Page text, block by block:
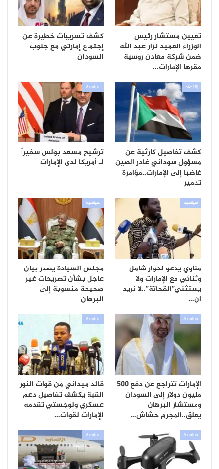
تعيين مستشار رئيس
الوزراء العميد نزار عبد الله
ضمن شركة معادن روسية
مقرها الإمارات…
كشف تسريبات خطيرة عن
إجتماع إمارتي مع جنوب
السودان
إقتصاد
كشف تفاصيل كارثية عن
مسؤول سوداني غادر الصين
غاضبا إلى الإمارات..مؤامرة
تدمير
سياسية
ترشيح مسعد بولس سفيراً
لـ أمريكا لدى الإمارات
سياسية
مناوي يدعو لحوار شامل
وثنائي مع الإمارات ولا
يستثني”القحاتة”..لا نريد
ان…
سياسية
مجلس السيادة يصدر بيان
عاجل بشأن تصريحات غير
صحيحة منسوبة إلى
البرهان
سياسية
الإمارات تتراجع عن دفع 500
مليون دولار إلى السودان
ومستشار البرهان
يعلق..المجرم حشاش…
سياسية
قائد ميداني من قوات النور
القبة يكشف تفاصيل دعم
عسكري ولوجستي تقدمه
الإمارات لقوات…
سياسية سياسية